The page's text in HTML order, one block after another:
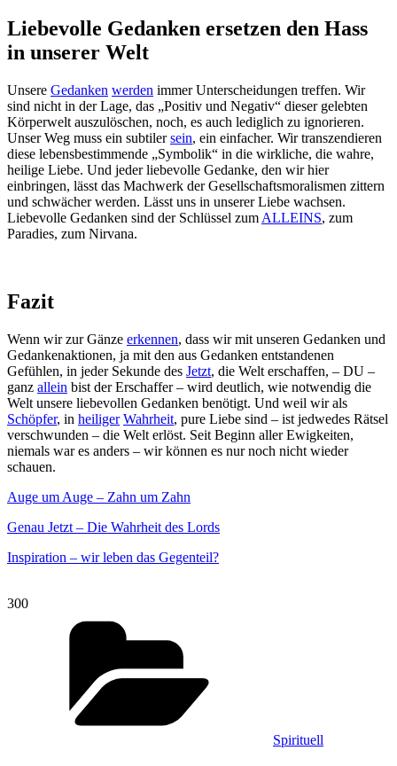
Liebevolle Gedanken ersetzen den Hass
in unserer Welt
Unsere Gedanken werden immer Unterscheidungen treffen. Wir
sind nicht in der Lage, das „Positiv und Negativ“ dieser gelebten
Körperwelt auszulöschen, noch, es auch lediglich zu ignorieren.
Unser Weg muss ein subtilersein, ein einfacher. Wir transzendieren
diese lebensbestimmende „Symbolik“ in die wirkliche, die wahre,
heilige Liebe. Und jeder liebevolle Gedanke, den wir hier
einbringen, lässt das Machwerk der Gesellschaftsmoralismen zittern
und schwächer werden. Lässt uns in unserer Liebe wachsen.
Liebevolle Gedanken sind der Schlüssel zum ALLEINS, zum
Paradies, zum Nirvana.
Fazit
Wenn wir zur Gänze erkennen, dass wir mit unseren Gedanken und
Gedankenaktionen, ja mit den aus Gedanken entstandenen
Gefühlen, in jeder Sekunde des Jetzt, die Welt erschaffen, – DU –
ganz allein bist der Erschaffer – wird deutlich, wie notwendig die
Welt unsere liebevollen Gedanken benötigt. Und weil wir als
Schöpfer, in heiliger Wahrheit, pure Liebe sind – ist jedwedes Rätsel
verschwunden – die Welt erlöst. Seit Beginn aller Ewigkeiten,
niemals war es anders – wir können es nur noch nicht wieder
schauen.
Auge um Auge – Zahn um Zahn
Genau Jetzt – Die Wahrheit des Lords
Inspiration – wir leben das Gegenteil?
300
Spirituell